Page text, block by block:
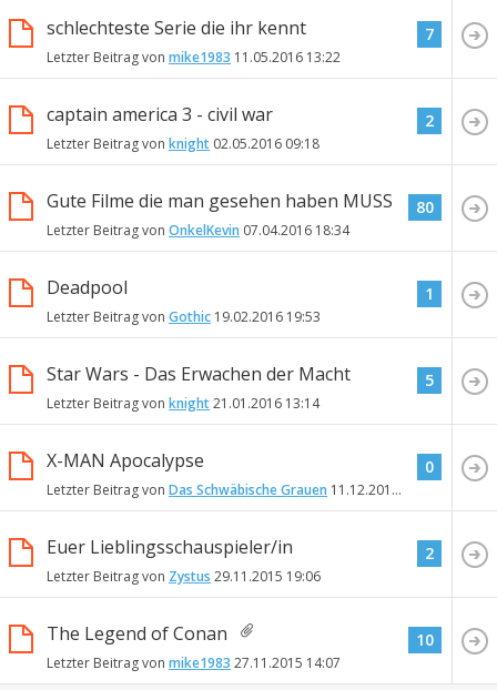
schlechteste Serie die ihr kennt
Letzter Beitrag von mike1983 11.05.2016 13:22
7
captain america 3 - civil war
Letzter Beitrag von knight 02.05.2016 09:18
2
Gute Filme die man gesehen haben MUSS
Letzter Beitrag von OnkelKevin 07.04.2016 18:34
80
Deadpool
Letzter Beitrag von Gothic 19.02.2016 19:53
1
Star Wars - Das Erwachen der Macht
Letzter Beitrag von knight21.01.2016 13:14
5
X-MAN Apocalypse
Letzter Beitrag von Das Schwäbische Grauen 11.12.2015
0
Euer Lieblingsschauspieler/in
Letzter Beitrag von Zystus 29.11.2015 19:06
2
The Legend of Conan
Letzter Beitrag von mike1983 27.11.2015 14:07
10